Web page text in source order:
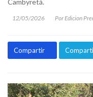
12/05/2026 Por Edicion
Compartir